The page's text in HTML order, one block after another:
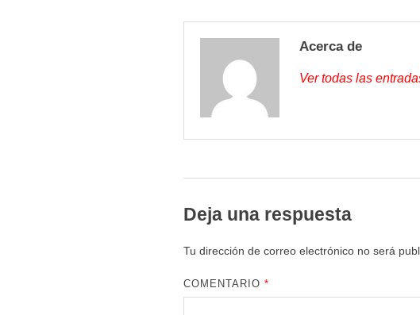
Acerca de
Ver todas las
Deja una respuesta
Tu dirección de correo electrónico no será
COMENTARIO*